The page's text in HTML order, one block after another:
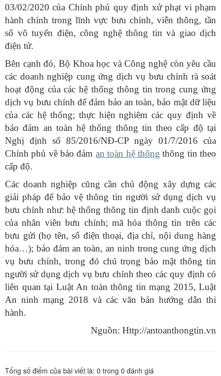
03/02/2020 của Chính phủ quy định xử phạt vi phạm
hành chính trong lĩnh vực bưu chính, viễn thông, tần
số vô tuyến điện, công nghệ thông tin và giao dịch
điện tử.
Bên cạnh đó, Bộ Khoa học và Công nghệ còn yêu cầu
các doanh nghiệp cung ứng dịch vụ bưu chính rà soát
hoạt động của các hệ thống thông tin trong cung ứng
dịch vụ bưu chính để đảm bảo an toàn, bảo mật dữ liệu
của các hệ thống; thực hiện nghiêm các quy định về
bảo đảm an toàn hệ thống thông tin theo cấp độ tại
Nghị định số 85/2016/NĐ-CP ngày 01/7/2016 của
Chính phủ về bảo đảm an toàn hệ thống thông tin theo
cấp độ.
Các doanh nghiệp cũng cần chủ động xây dựng các
giải pháp để bảo vệ thông tin người sử dụng dịch vụ
bưu chính như: hệ thống thông tin định danh cuộc gọi
của nhân viên bưu chính; mã hóa thông tin trên các
bưu gửi (họ tên, số điện thoại, địa chỉ, nội dung hàng
hóa…); bảo đảm an toàn, an ninh trong cung ứng dịch
vụ bưu chính, trong đó chú trọng bảo mật thông tin
người sử dụng dịch vụ bưu chính theo các quy định có
liên quan tại Luật An toàn thông tin mạng 2015, Luật
An ninh mạng 2018 và các văn bản hướng dẫn thi
hành.
Nguồn: Http://antoanthongtin.vn
Tổng số điểm của bài viết là: 0 trong 0 đánh giá